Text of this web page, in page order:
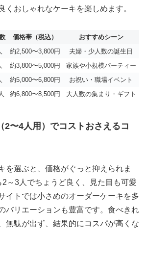
くおしゃれなケーキを楽しめます。
価格帯（税込）
おすすめシーン
約2,500〜3,800円
夫婦・少人数の誕生日
約3,800〜5,000円
家族や小規模パーティー
約5,000〜6,800円
お祝い・職場イベント
約6,800〜8,500円 大人数の集まり・ギフト
2〜4人用）でコストおさえるコ
を選ぶと、価格がぐっと抑えられま
～3人でちょうど良く、見た目も可愛
イトでは小さめのオーダーケーキを多
バリエーションも豊富です。食べきれ
無駄が出ず、結果的にコスパが高くな